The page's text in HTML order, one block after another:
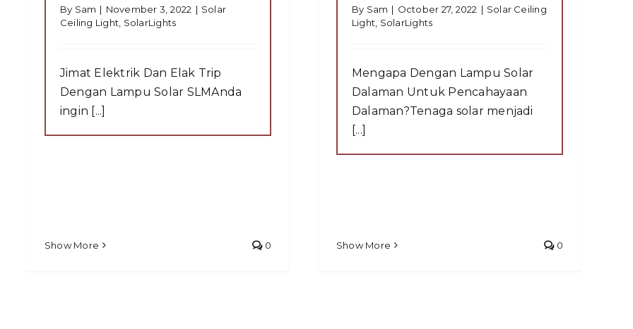
By Sam | November 3, 2022 | Solar
Ceiling Light SolarLights
Jimat Elektrik Dan Elak Trip
Dengan Lampu Solar SLMAnda
ingin [...]
Show More 0
By Sam | October 27, 2022 | Solar Ceiling
Light SolarLights
Mengapa Dengan Lampu Solar
Dalaman Untuk Pencahayaan
Dalaman?Tenaga solar menjadi
[...]
Show More 0